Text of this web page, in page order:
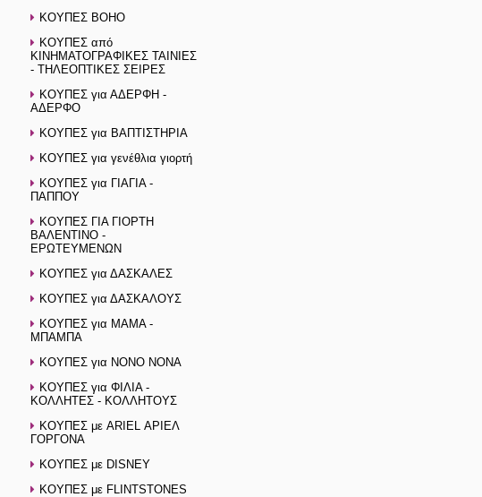
ΚΟΥΠΕΣ BOHO
ΚΟΥΠΕΣ από
ΚΙΝΗΜΑΤΟΓΡΑΦΙΚΕΣ ΤΑΙΝΙΕΣ
- ΤΗΛΕΟΠΤΙΚΕΣ ΣΕΙΡΕΣ
ΚΟΥΠΕΣ για ΑΔΕΡΦΗ -
ΑΔΕΡΦΟ
ΚΟΥΠΕΣ για ΒΑΠΤΙΣΤΗΡΙΑ
ΚΟΥΠΕΣ για γενέθλια γιορτή
ΚΟΥΠΕΣ για ΓΙΑΓΙΑ -
ΠΑΠΠΟΥ
ΚΟΥΠΕΣ ΓΙΑ ΓΙΟΡΤΗ
ΒΑΛΕΝΤΙΝΟ -
ΕΡΩΤΕΥΜΕΝΩΝ
ΚΟΥΠΕΣ για ΔΑΣΚΑΛΕΣ
ΚΟΥΠΕΣ για ΔΑΣΚΑΛΟΥΣ
ΚΟΥΠΕΣ για ΜΑΜΑ -
ΜΠΑΜΠΑ
ΚΟΥΠΕΣ για ΝΟΝΟ ΝΟΝΑ
ΚΟΥΠΕΣ για ΦΙΛΙΑ -
ΚΟΛΛΗΤΕΣ - ΚΟΛΛΗΤΟΥΣ
ΚΟΥΠΕΣ με ARIEL ΑΡΙΕΛ
ΓΟΡΓΟΝΑ
ΚΟΥΠΕΣ με DISNEY
ΚΟΥΠΕΣ με FLINTSTONES